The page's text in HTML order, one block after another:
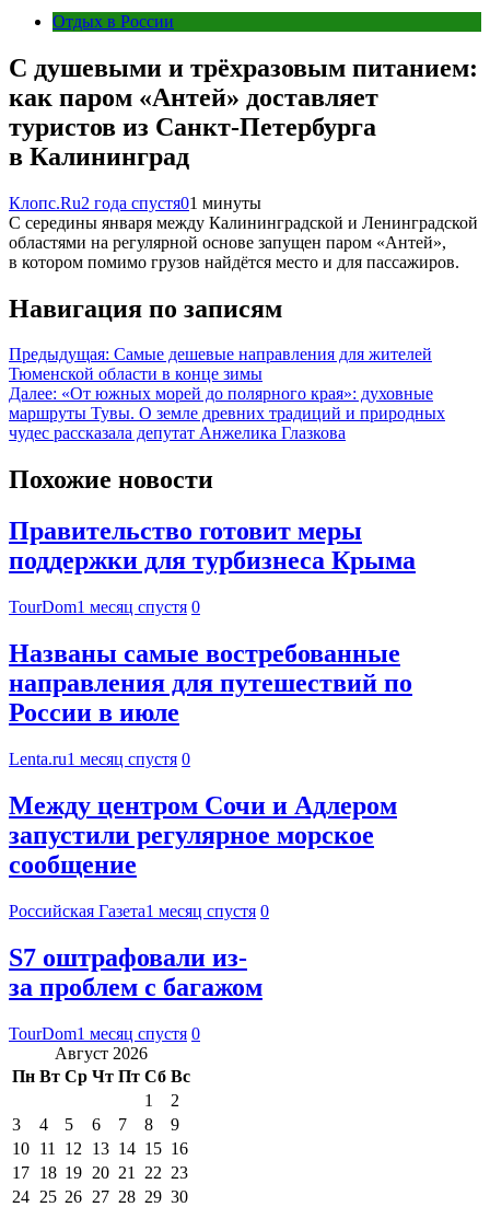
Отдых в России
С душевыми и трёхразовым питанием:
как паром «Антей» доставляет
туристов из Санкт-Петербурга
в Калининград
Клопс.Ru2 года спустя01 минуты
С середины января между Калининградской и Ленинградской
областями на регулярной основе запущен паром «Антей»,
в котором помимо грузов найдётся место и для пассажиров.
Навигация по записям
Предыдущая: Самые дешевые направления для жителей
Тюменской области в конце зимы
Далее: «От южных морей до полярного края»: духовные
маршруты Тувы. О земле древних традиций и природных
чудес рассказала депутат Анжелика Глазкова
Похожие новости
Правительство готовит меры
поддержки для турбизнеса Крыма
TourDom1 месяц спустя 0
Названы самые востребованные
направления для путешествий по
России в июле
Lenta.ru1 месяц спустя 0
Между центром Сочи и Адлером
запустили регулярное морское
сообщение
Российская Газета1 месяц спустя 0
S7 оштрафовали из-
за проблем с багажом
TourDom1 месяц спустя 0
Август 2026
Пн Вт Ср Чт Пт Сб Вс
1
2
3
4 5 6 7 8
9
10 11 12 13 14 15 16
17 18 19 20 21 22 23
24 25 26 27 28 29 30